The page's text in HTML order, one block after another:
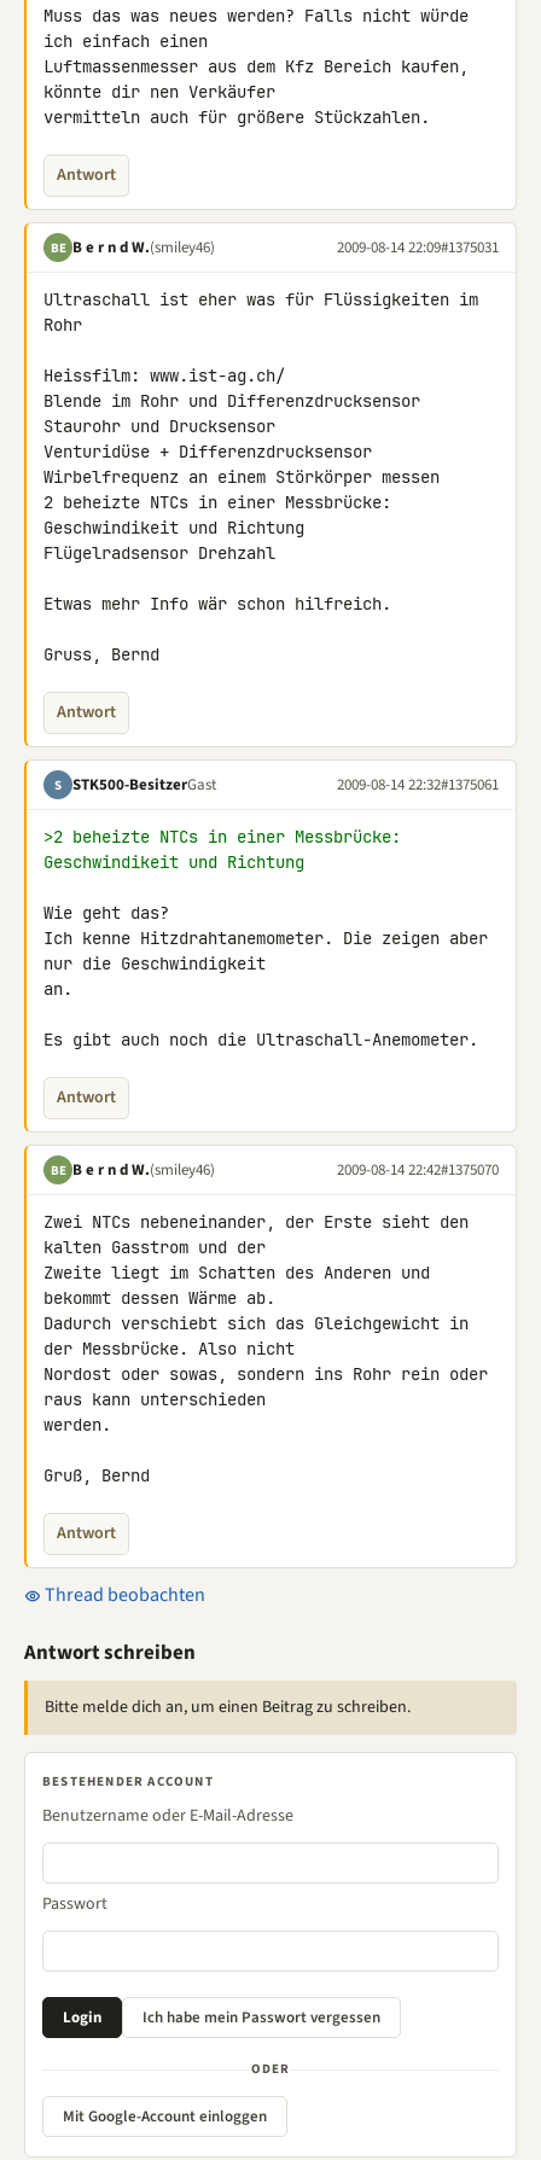
Muss das was neues werden? Falls nicht würde
ich einfach einen
Luftmassenmesser aus dem Kfz Bereich kaufen,
könnte dir nen Verkäufer
vermitteln auch für größere Stückzahlen.
Antwort
BE B e r n d W.(smiley46) 2009-08-14 22:09#1375031
Ultraschall ist eher was für Flüssigkeiten im
Rohr
Heissfilm: www.ist-ag.ch/
Blende im Rohr und Differenzdrucksensor
Staurohr und Drucksensor
Venturidüse + Differenzdrucksensor
Wirbelfrequenz an einem Störkörper messen
2 beheizte NTCs in einer Messbrücke:
Geschwindikeit und Richtung
Flügelradsensor Drehzahl
Etwas mehr Info wär schon hilfreich.
Gruss, Bernd
Antwort
S STK500-BesitzerGast 2009-08-14 22:32#1375061
>2 beheizte NTCs in einer Messbrücke:
Geschwindikeit und Richtung
Wie geht das?
Ich kenne Hitzdrahtanemometer. Die zeigen aber
nur die Geschwindigkeit
an.
Es gibt auch noch die Ultraschall-Anemometer.
Antwort
BE B e r n d W.(smiley46) 2009-08-14 22:42#1375070
Zwei NTCs nebeneinander, der Erste sieht den
kalten Gasstrom und der
Zweite liegt im Schatten des Anderen und
bekommt dessen Wärme ab.
Dadurch verschiebt sich das Gleichgewicht in
der Messbrücke. Also nicht
Nordost oder sowas, sondern ins Rohr rein oder
raus kann unterschieden
werden.
Gruß, Bernd
Antwort
Thread beobachten
Antwort schreiben
Bitte melde dich an, um einen Beitrag zu schreiben.
BESTEHENDER ACCOUNT
Benutzername oder E-Mail-Adresse
Passwort
ODER
Mit Google-Account einloggen